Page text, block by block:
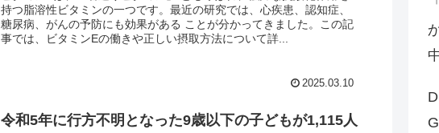
持つ脂溶性ビタミンの一つです。最近の研究では、心疾患、認知症、
糖尿病、がんの予防にも効果がある ことが分かってきました。この記
事では、ビタミンEの働きや正しい摂取方法について詳...
2025.03.10
令和5年に行方不明となった9歳以下の子どもが1,115人